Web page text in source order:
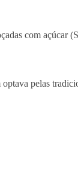
com açúcar
pelas